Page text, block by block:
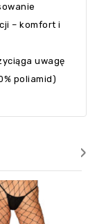
– komfort i
uwagę
poliamid)
›